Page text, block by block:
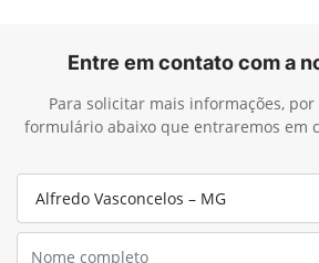
Entre em contato com a
Para solicitar mais informações,
formulário abaixo que entraremos em